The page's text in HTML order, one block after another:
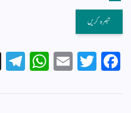
Fa
ce
T
wi
E
m
W
ha